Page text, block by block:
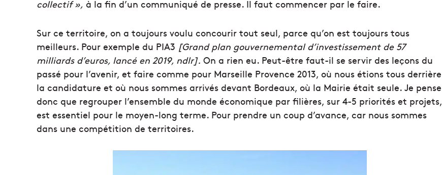
collectif », à la fin d’un communiqué de presse. Il faut commencer par le faire.
Sur ce territoire, on a toujours voulu concourir tout seul, parce qu’on est toujours tous
meilleurs. Pour exemple du PIA3 [Grand plan gouvernemental d’investissement de 57
milliards d’euros, lancé en 2019, ndlr]. On a rien eu. Peut-être faut-il se servir des leçons du
passé pour l’avenir, et faire comme pour Marseille Provence 2013, où nous étions tous derrière
la candidature et où nous sommes arrivés devant Bordeaux, où la Mairie était seule. Je pense
donc que regrouper l’ensemble du monde économique par filières, sur 4-5 priorités et projets,
est essentiel pour le moyen-long terme. Pour prendre un coup d’avance, car nous sommes
dans une compétition de territoires.